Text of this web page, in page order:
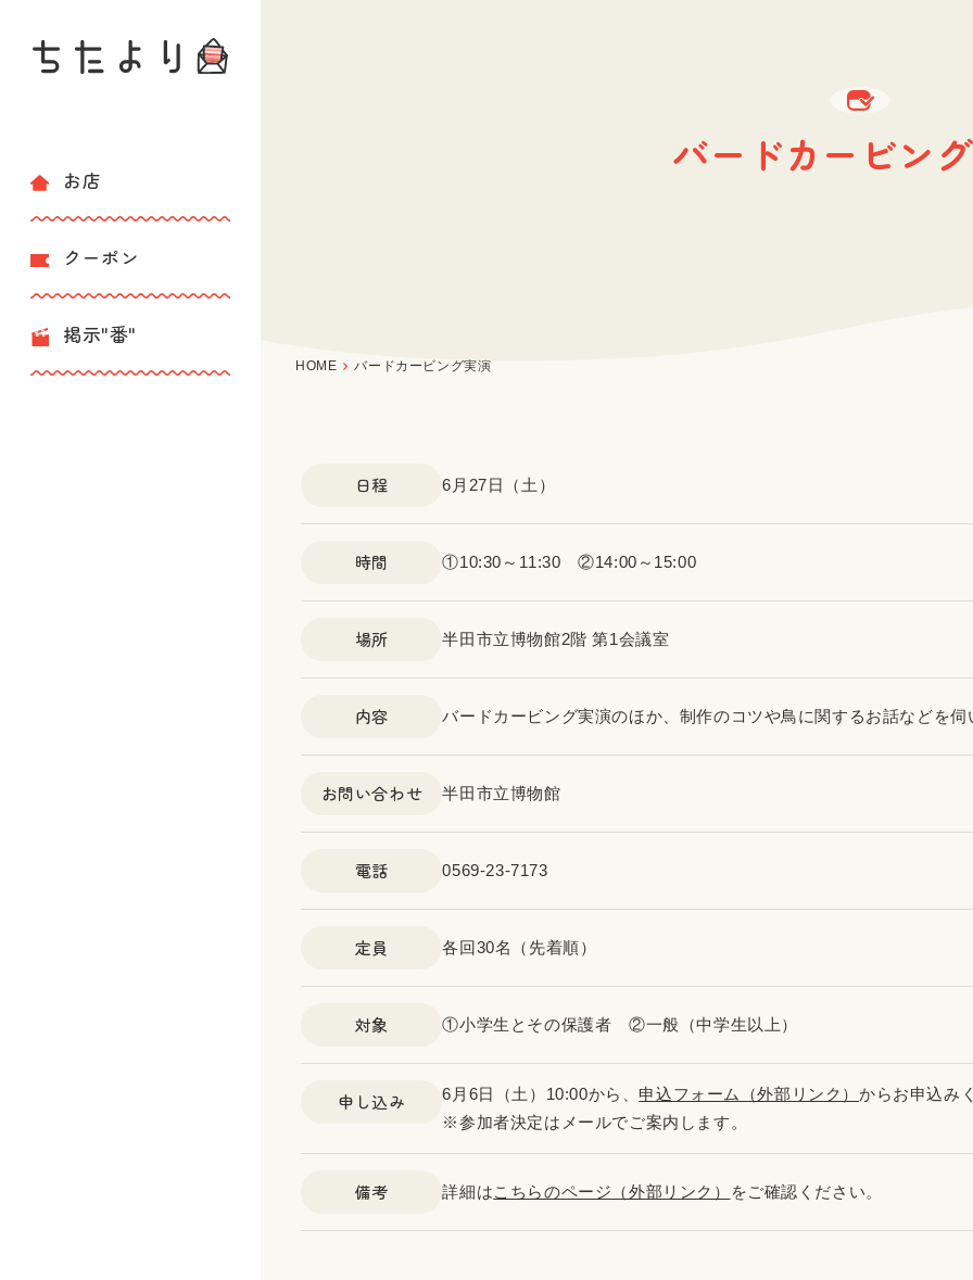
お店
クーポン
掲示"番"
バードカービン
HOME バードカービング実演
日程 6月27日（土）
時間 ①10:30～11:30 ②14:00～15:00
場所 半田市立博物館2階 第1会議室
内容 バードカービング実演のほか、制作のコツや鳥に関するお話などを伺
お問い合わせ 半田市立博物館
電話 0569-23-7173
定員 各回30名（先着順）
対象 ①小学生とその保護者 ②一般（中学生以上）
申し込み 6月6日（土）10:00から、 申込フォーム（外部リンク）からお申込み
※参加者決定はメールでご案内します。
備考 詳細はこちらのページ（外部リンク） をご確認ください。